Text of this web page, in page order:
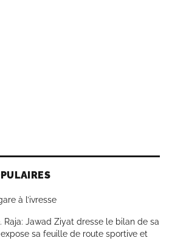
à l’ivresse
Raja: Jawad Ziyat dresse le bilan de sa
sa feuille de route sportive et